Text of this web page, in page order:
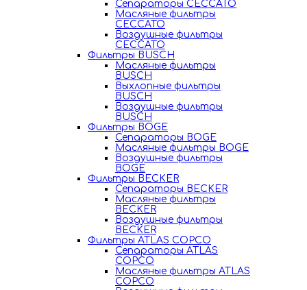
Сепараторы CECCATO
Масляные фильтры
CECCATO
Воздушные фильтры
CECCATO
Фильтры BUSCH
Масляные фильтры
BUSCH
Выхлопные фильтры
BUSCH
Воздушные фильтры
BUSCH
Фильтры BOGE
Сепараторы BOGE
Масляные фильтры BOGE
Воздушные фильтры
BOGE
Фильтры BECKER
Сепараторы BECKER
Масляные фильтры
BECKER
Воздушные фильтры
BECKER
Фильтры ATLAS COPCO
Сепараторы ATLAS
COPCO
Масляные фильтры ATLAS
COPCO